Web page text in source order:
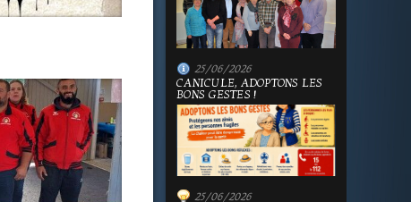
25/06/2026
CANICULE, ADOPTONS LES
BONS GESTES !
25/06/2026